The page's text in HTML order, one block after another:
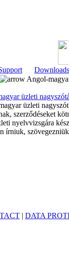
Downloads
Angol-
üzleti
üzleti
szerződéseket
nyelvvizsgára
írniuk,
| DATA